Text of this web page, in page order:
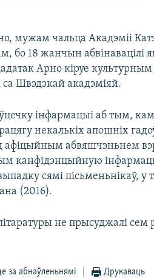
мужам чальца Акадэміі
бо 18 жанчын абвінавацілі
Арно кіруе
Швэдзкай акадэміяй.
інфармацыі аб тым,
некалькіх апошніх
афіцыйным абвяшчэньнем
канфідэнцыйную
сямі пісьменьнікаў, у
(2016).
не прысуджалі сем
за абнаўленьнямі Друкаваць